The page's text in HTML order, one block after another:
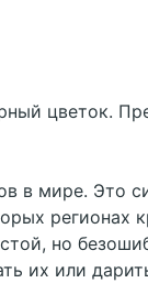
цветок.
в мире. Это
регионах
но
их или